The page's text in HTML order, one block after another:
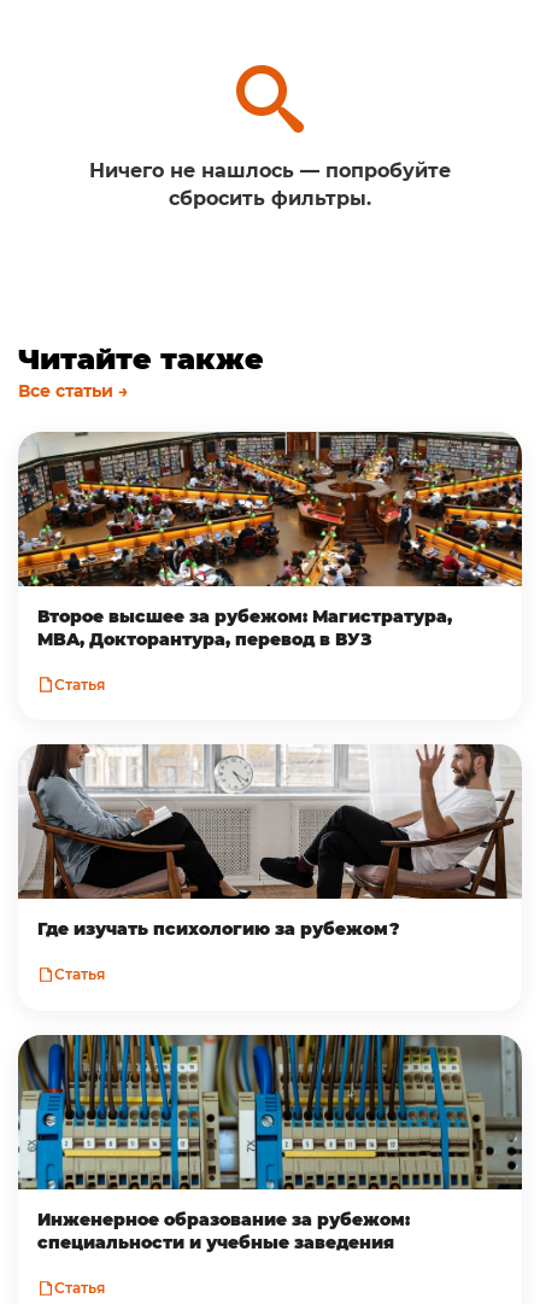
Ничего не нашлось — попробуйте
сбросить фильтры.
Читайте также
Все статьи →
Второе высшее за рубежом: Магистратура,
MBA, Докторантура, перевод в ВУЗ
Статья
Где изучать психологию за рубежом?
Статья
Инженерное образование за рубежом:
специальности и учебные заведения
Статья